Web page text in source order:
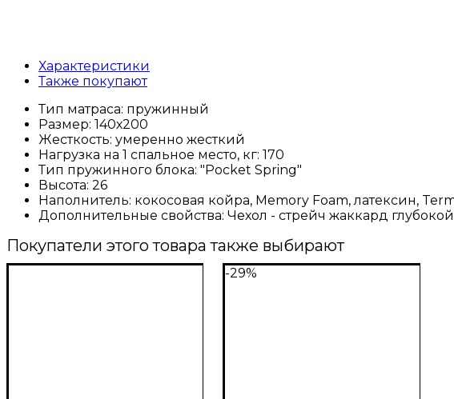
Характеристики
Также покупают
Тип матраса: пружинный
Размер: 140х200
Жесткость: умеренно жесткий
Нагрузка на 1 спальное место, кг: 170
Тип пружинного блока: "Pocket Spring"
Высота: 26
Наполнитель: кокосовая койра, Memory Foam, латексин,
Дополнительные свойства: Чехол - стрейч жаккард
Покупатели этого товара также выбирают
-29%